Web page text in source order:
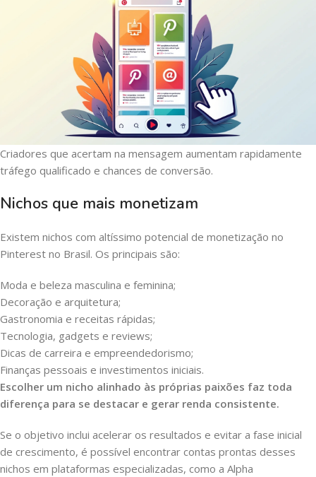
Criadores que acertam na mensagem aumentam rapidamente
tráfego qualificado e chances de conversão.
Nichos que mais monetizam
Existem nichos com altíssimo potencial de monetização no
Pinterest no Brasil. Os principais são:
Moda e beleza masculina e feminina;
Decoração e arquitetura;
Gastronomia e receitas rápidas;
Tecnologia, gadgets e reviews;
Dicas de carreira e empreendedorismo;
Finanças pessoais e investimentos iniciais.
Escolher um nicho alinhado às próprias paixões faz toda
diferença para se destacar e gerar renda consistente.
Se o objetivo inclui acelerar os resultados e evitar a fase inicial
de crescimento, é possível encontrar contas prontas desses
nichos em plataformas especializadas, como a Alpha